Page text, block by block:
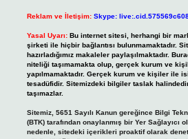
Reklam ve İletişim: Skype:
Yasal Uyarı: Bu internet sitesi, herhangi bir
şirketi ile hiçbir bağlantısı bulunmamaktadır.
hazırladığımız makaleler paylaşılmaktadır.
niteliği taşımamakta olup, gerçek kurum ve
yapılmamaktadır. Gerçek kurum ve kişiler ile
tesadüfidir. Sitemizdeki bilgiler taslak
taşımazlar.
Sitemiz, 5651 Sayılı Kanun gereğince Bilgi
(BTK) tarafından onaylanmış bir Yer Sağlayıcı
nedenle, sitedeki içerikleri proaktif olarak